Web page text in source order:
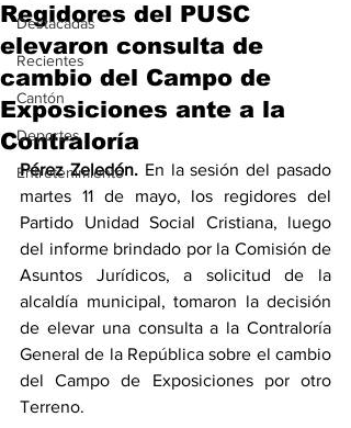
Destacadas
Recientes
Cantón
Deportes
Entretenimiento
Regidores del PUSC
elevaron consulta de
cambio del Campo de
Exposiciones ante a la
Contraloría
Pérez Zeledón. En la sesión del pasado
martes 11 de mayo, los regidores del
Partido Unidad Social Cristiana, luego
del informe brindado por la Comisión de
Asuntos Jurídicos, a solicitud de la
alcaldía municipal, tomaron la decisión
de elevar una consulta a la Contraloría
General de la República sobre el cambio
del Campo de Exposiciones por otro
Terreno.